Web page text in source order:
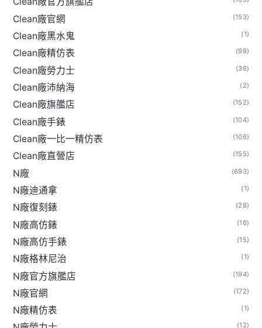
Clean廠官網 (153)
Clean廠黑水鬼 (1)
Clean廠精仿表 (98)
Clean廠勞力士 (36)
Clean廠沛納海 (2)
Clean廠旗艦店 (152)
Clean廠手錶 (104)
Clean廠一比一精仿表 (106)
Clean廠直營店 (155)
N廠 (693)
N廠迪通拿 (1)
N廠復刻錶 (28)
N廠高仿錶 (16)
N廠高仿手錶 (15)
N廠格林尼治 (1)
N廠官方旗艦店 (194)
N廠官網 (172)
N廠精仿表 (1)
(12)